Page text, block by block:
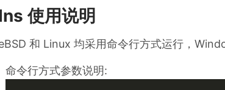
使用说明
和 Linux 均采用命令行方式运行，
命令行方式参数说明: